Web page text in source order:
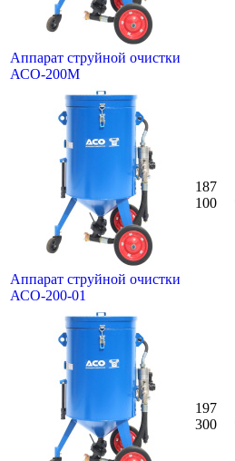
Аппарат струйной очистки
АСО-200М
Аппарат струйной очистки
АСО-200-01
187
100
197
300